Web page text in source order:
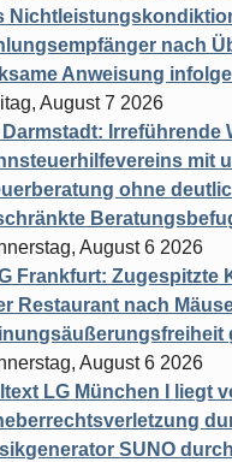
nach
Anweisung
August 7 2026
Darmstadt: Irreführende
mit
ohne
August 6 2026
Frankfurt: Zugespitzte
Restaurant nach
August 6 2026
LG München I liegt
SUNO